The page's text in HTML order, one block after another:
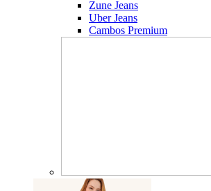
Zune Jeans
Uber Jeans
Cambos Premium